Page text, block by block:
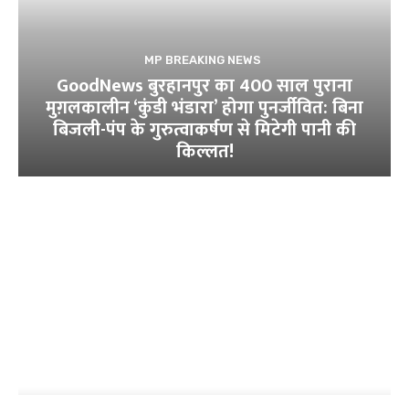
MP BREAKING NEWS
GoodNews बुरहानपुर का 400 साल पुराना
मुग़लकालीन ‘कुंडी भंडारा’ होगा पुनर्जीवित: बिना
बिजली-पंप के गुरुत्वाकर्षण से मिटेगी पानी की
किल्लत!